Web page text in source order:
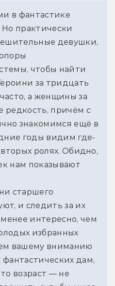
в фантастике
практически
девушки,
чтобы найти
за тридцать
а женщины за
редкость, причём с
знакомимся ещё в
годы видим где-
ролях. Обидно,
нам показывают
старшего
и следить за их
интересно, чем
избранных
вашему вниманию
дам,
возраст — не